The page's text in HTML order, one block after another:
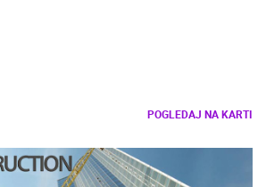
POGLEDAJ NA KARTI